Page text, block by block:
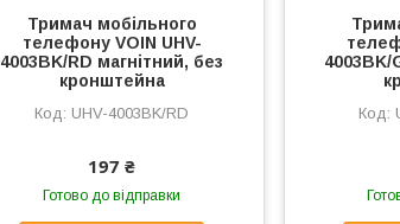
Тримач мобільного
телефону VOIN UHV-
4003BK/RD магнітний, без
кронштейна
UHV-4003BK/RD
197 ₴
Готово до відправки
4003BK/